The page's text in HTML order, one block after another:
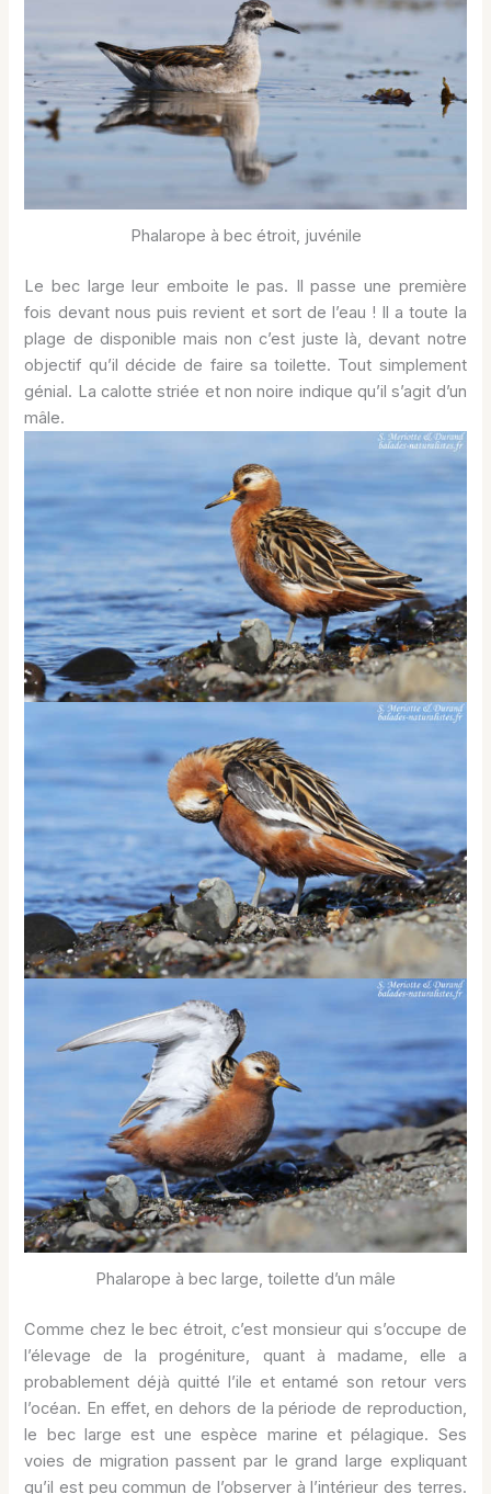
Phalarope à bec étroit, juvénile
Le bec large leur emboite le pas. Il passe une première
fois devant nous puis revient et sort de l’eau ! Il a toute la
plage de disponible mais non c’est juste là, devant notre
objectif qu’il décide de faire sa toilette. Tout simplement
génial. La calotte striée et non noire indique qu’il s’agit d’un
mâle.
Phalarope à bec large, toilette d’un mâle
Comme chez le bec étroit, c’est monsieur qui s’occupe de
l’élevage de la progéniture, quant à madame, elle a
probablement déjà quitté l’ile et entamé son retour vers
l’océan. En effet, en dehors de la période de reproduction,
le bec large est une espèce marine et pélagique. Ses
voies de migration passent par le grand large expliquant
qu’il est peu commun de l’observer à l’intérieur des terres.